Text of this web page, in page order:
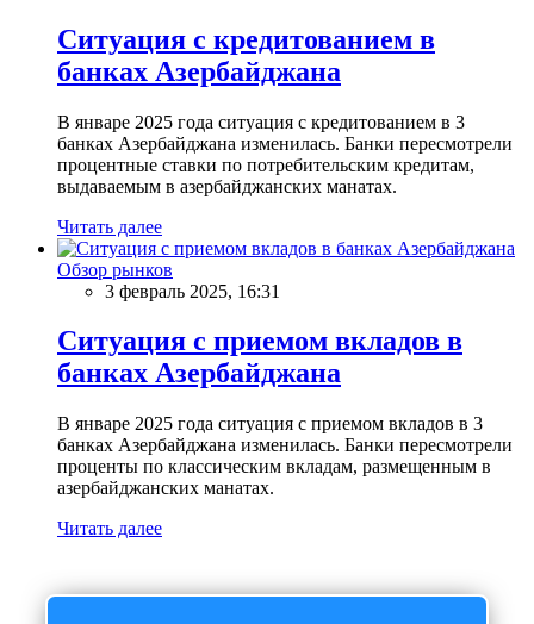
Ситуация с кредитованием в
банках Азербайджана
В январе 2025 года ситуация с кредитованием в 3
банках Азербайджана изменилась. Банки пересмотрели
процентные ставки по потребительским кредитам,
выдаваемым в азербайджанских манатах.
Читать далее
Обзор рынков
3 февраль 2025, 16:31
Ситуация с приемом вкладов в
банках Азербайджана
В январе 2025 года ситуация с приемом вкладов в 3
банках Азербайджана изменилась. Банки пересмотрели
проценты по классическим вкладам, размещенным в
азербайджанских манатах.
Читать далее